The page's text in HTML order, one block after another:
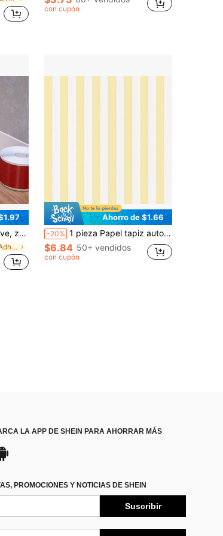
con cupón
para cocina, baño, dormitorio
en Plano Adhesivo de pared
Ahorro de $1.66
-20% 1 pieza Papel tapiz autoadhesivo impermeable con líneas mate en negro, blanco, amarillo y azul, apto para refrigerador, altavoz, secadora, gabinete, horno, muebles, decoración del hogar, fondo de habitación, pegatina de papel tapiz de cocina
$6.84 50+ vendidos
con cupón
LA APP DE SHEIN PARA AHORRAR MÁS
PROMOCIONES Y NOTICIAS DE SHEIN
Suscribir